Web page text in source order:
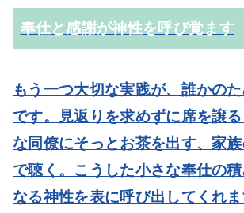
奉仕と感謝が神性を呼び覚ます
もう一つ大切な実践が、誰かの
です。見返りを求めずに席を譲
な同僚にそっとお茶を出す、家
で聴く。こうした小さな奉仕の
なる神性を表に呼び出してくれ